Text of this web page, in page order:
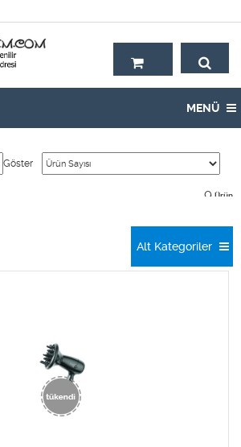
MENÜ
Göster
9 Ürün
Alt Kategoriler